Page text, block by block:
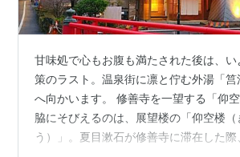
甘味処で心もお腹も満たされた後は、
策のラスト。温泉街に凛と佇む外湯「筥
へ向かいます。 修善寺を一望する「仰
脇にそびえるのは、展望楼の「仰空楼（
う）」。夏目漱石が修善寺に滞在した際